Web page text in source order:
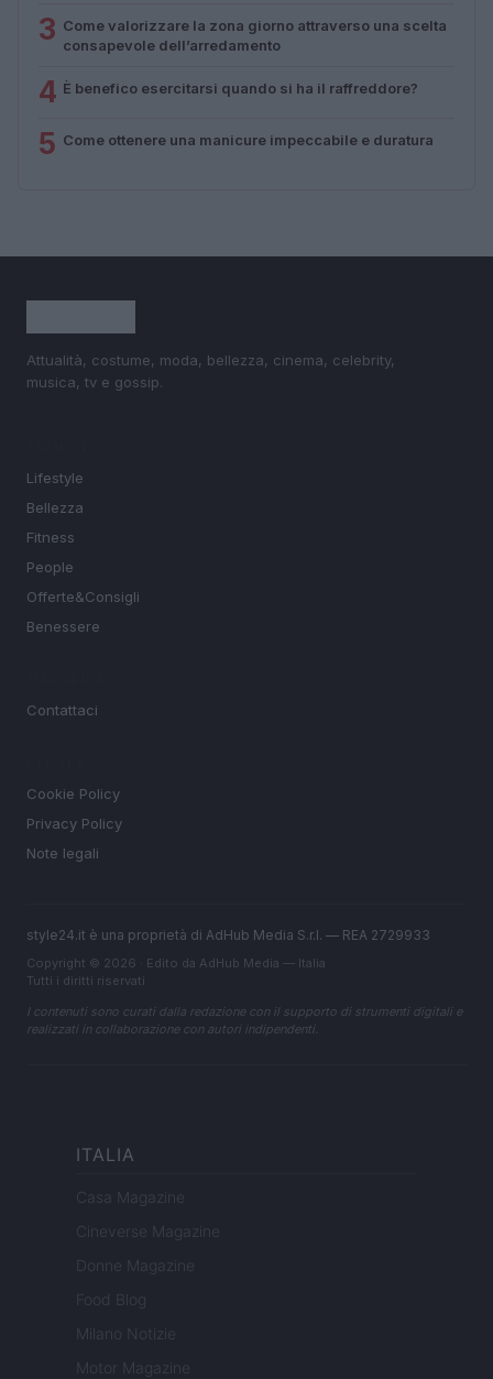
3 Come valorizzare la zona giorno attraverso una scelta
consapevole dell’arredamento
4 È benefico esercitarsi quando si ha il raffreddore?
5 Come ottenere una manicure impeccabile e duratura
Attualità, costume, moda, bellezza, cinema, celebrity,
musica, tv e gossip.
Lifestyle
Bellezza
Fitness
People
Offerte&Consigli
Benessere
Contattaci
Cookie Policy
Privacy Policy
Note legali
style24.it è una proprietà di AdHub Media S.r.l. — REA 2729933
Copyright © 2026 · Edito da AdHub Media — Italia
Tutti i diritti riservati
I contenuti sono curati dalla redazione con il supporto di strumenti digitali e
realizzati in collaborazione con autori indipendenti.
ITALIA
Casa Magazine
Cineverse Magazine
Donne Magazine
Food Blog
Milano Notizie
Motor Magazine